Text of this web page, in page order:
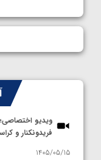
ویدیو
فریدونکنار و
1405/05/15